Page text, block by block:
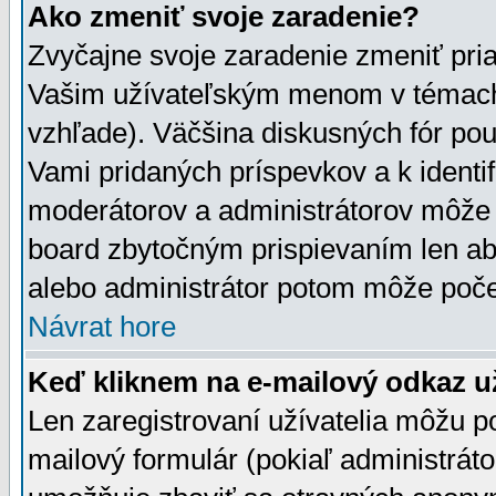
Ako zmeniť svoje zaradenie?
Zvyčajne svoje zaradenie zmeniť
Vašim užívateľským menom v
vzhľade). Väčšina diskusných fór
Vami pridaných príspevkov a k
moderátorov a administrátorov
board zbytočným prispievaním len
alebo administrátor potom môže
Návrat hore
Keď kliknem na e-mailový odkaz
Len zaregistrovaní užívatelia môžu
mailový formulár (pokiaľ